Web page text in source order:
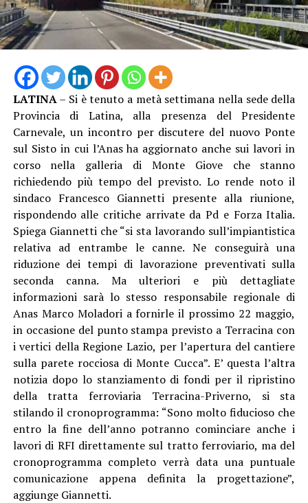
LATINA– Si è tenuto a metà settimana nella sede della
Provincia di Latina, alla presenza del Presidente
Carnevale, un incontro per discutere del nuovo Ponte
sul Sisto in cui l’Anas ha aggiornato anche sui lavori in
corso nella galleria di Monte Giove che stanno
richiedendo più tempo del previsto. Lo rende noto il
sindaco Francesco Giannetti presente alla riunione,
rispondendo alle critiche arrivate da Pd e Forza Italia.
Spiega Giannetti che “si sta lavorando sull’impiantistica
relativa ad entrambe le canne. Ne conseguirà una
riduzione dei tempi di lavorazione preventivati sulla
seconda canna. Ma ulteriori e più dettagliate
informazioni sarà lo stesso responsabile regionale di
Anas Marco Moladori a fornirle il prossimo 22 maggio,
in occasione del punto stampa previsto a Terracina con
i vertici della Regione Lazio, per l’apertura del cantiere
sulla parete rocciosa di Monte Cucca”. E’ questa l’altra
notizia dopo lo stanziamento di fondi per il ripristino
della tratta ferroviaria Terracina-Priverno, si sta
stilando il cronoprogramma: “Sono molto fiducioso che
entro la fine dell’anno potranno cominciare anche i
lavori di RFI direttamente sul tratto ferroviario, ma del
cronoprogramma completo verrà data una puntuale
comunicazione appena definita la progettazione”,
aggiunge Giannetti.